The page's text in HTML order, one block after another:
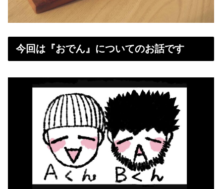
今回は『おでん』についてのお話です